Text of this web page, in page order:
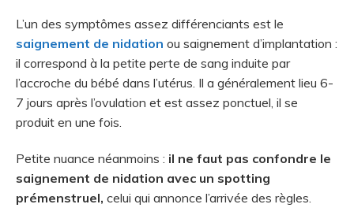
L’un des symptômes assez différenciants est le
saignement de nidation ou saignement d’implantation :
il correspond à la petite perte de sang induite par
l’accroche du bébé dans l’utérus. Il a généralement lieu 6-
7 jours après l’ovulation et est assez ponctuel, il se
produit en une fois.
Petite nuance néanmoins : il ne faut pas confondre le
saignement de nidation avec un spotting
prémenstruel, celui qui annonce l’arrivée des règles.